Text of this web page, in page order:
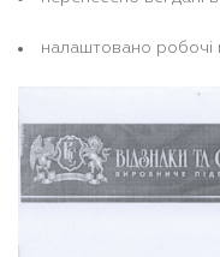
налаштовано робочі